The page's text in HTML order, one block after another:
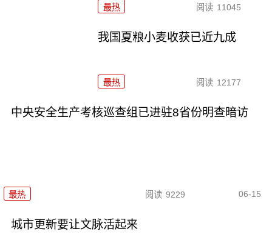
最热 阅读 11045
我国夏粮小麦收获已近九成
最热 阅读 12177
中央安全生产考核巡查组已进驻8省份明查暗访
最热 阅读 9229 06-15
城市更新要让文脉活起来